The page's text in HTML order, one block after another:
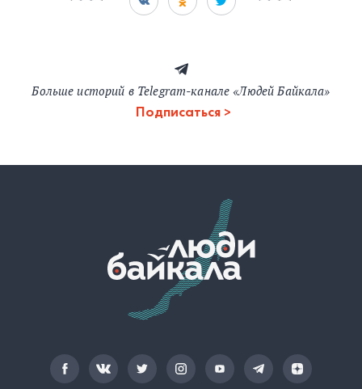
Больше историй в Telegram-канале «Людей Байкала»
Подписаться